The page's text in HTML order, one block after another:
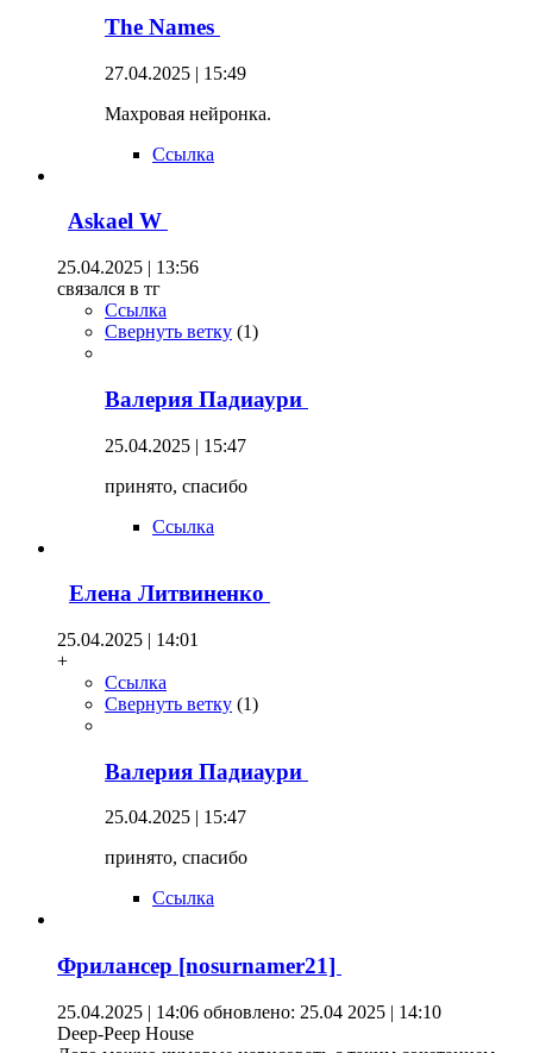
The Names
27.04.2025 | 15:49
Махровая нейронка.
Ссылка
Askael W
25.04.2025 | 13:56
связался в тг
Ссылка
Свернуть ветку (1)
Валерия Падиаури
25.04.2025 | 15:47
принято, спасибо
Ссылка
Елена Литвиненко
25.04.2025 | 14:01
+
Ссылка
Свернуть ветку (1)
Валерия Падиаури
25.04.2025 | 15:47
принято, спасибо
Ссылка
Фрилансер [nosurnamer21]
25.04.2025 | 14:06 обновлено: 25.04 2025 | 14:10
Deep-Peep House